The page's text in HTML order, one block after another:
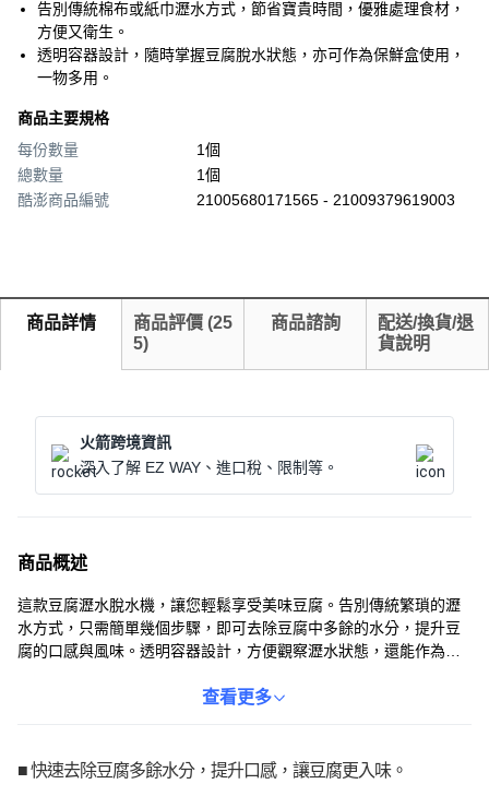
告別傳統棉布或紙巾瀝水方式，節省寶貴時間，優雅處理食材，
方便又衛生。
透明容器設計，隨時掌握豆腐脫水狀態，亦可作為保鮮盒使用，
一物多用。
商品主要規格
每份數量
1個
總數量
1個
酷澎商品編號
21005680171565 - 21009379619003
商品詳情 商品評價 (25
5)
商品諮詢
配送/換貨/退
貨說明
火箭跨境資訊
深入了解 EZ WAY、進口稅、限制等。
商品概述
這款豆腐瀝水脫水機，讓您輕鬆享受美味豆腐。告別傳統繁瑣的瀝
水方式，只需簡單幾個步驟，即可去除豆腐中多餘的水分，提升豆
腐的口感與風味。透明容器設計，方便觀察瀝水狀態，還能作為豆
用。無論是油炸、燒烤還是其他料理方式，脫水後的豆腐都能更加
查看更多
■ 快速去除豆腐多餘水分，提升口感，讓豆腐更入味。